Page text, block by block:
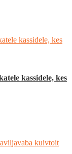
kassidele, kes